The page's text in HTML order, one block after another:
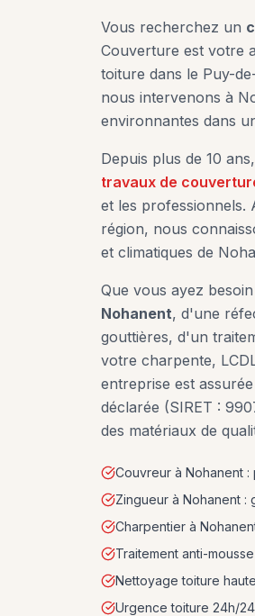
Vous recherchez un
Couverture est votre
toiture dans le Puy-
nous intervenons à
environnantes dans
Depuis plus de 10
travaux de
et les professionnels.
région, nous
et climatiques de
Que vous ayez
Nohanent, d'une
gouttières, d'un
votre charpente,
entreprise est
déclarée (SIRET :
des matériaux de
Couvreur à Nohanent
Zingueur à Nohanent
Charpentier à
Traitement anti-
Nettoyage toiture
Urgence toiture 24h/